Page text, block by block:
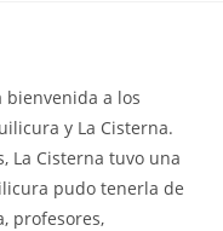
bienvenida a los
y La Cisterna.
La Cisterna tuvo una
pudo tenerla de
profesores,